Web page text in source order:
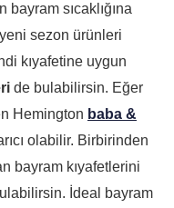
bayram sıcaklığına
sezon ürünleri
kıyafetine uygun
de bulabilirsin. Eğer
Hemington baba &
olabilir. Birbirinden
bayram kıyafetlerini
İdeal bayram